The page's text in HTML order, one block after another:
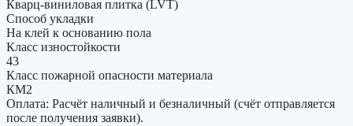
Кварц-виниловая плитка (LVT)
Способ укладки
На клей к основанию пола
Класс изностойкости
43
Класс пожарной опасности материала
КМ2
Оплата: Расчёт наличный и безналичный (счёт отправляется
после получения заявки).